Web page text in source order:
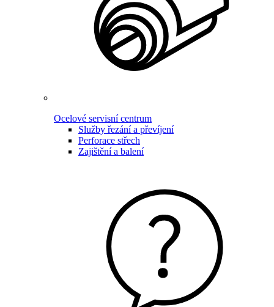
Ocelové servisní centrum
Služby řezání a převíjení
Perforace střech
Zajištění a balení